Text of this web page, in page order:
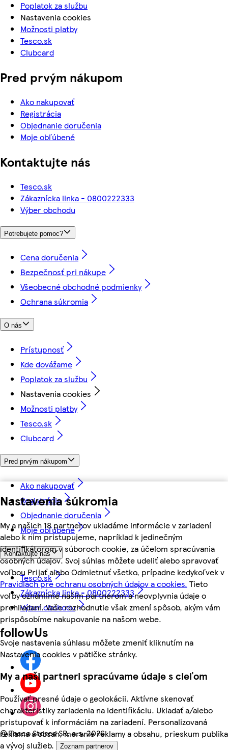
Nastavenia súkromia
My a našich 18 partnerov ukladáme informácie v zariadení
alebo k nim pristupujeme, napríklad k jedinečným
identifikátorom v súboroch cookie, za účelom spracúvania
osobných údajov. Svoj súhlas môžete udeliť alebo spravovať
voľbou Prijať alebo Odmietnuť všetko, prípadne kedykoľvek v
Pravidlách pre ochranu osobných údajov a cookies. Tieto
voľby oznámime našim partnerom a neovplyvnia údaje o
prehliadaní. Vaše rozhodnutie však zmení spôsob, akým vám
prispôsobíme nakupovanie na našom webe.
Svoje nastavenia súhlasu môžete zmeniť kliknutím na
Nastavenia cookies v pätičke stránky.
My a naši partneri spracúvame údaje s cieľom
Používať presné údaje o geolokácii. Aktívne skenovať
charakteristiky zariadenia na identifikáciu. Ukladať a/alebo
pristupovať k informáciám na zariadení. Personalizovaná
reklama a obsah, meranie reklamy a obsahu, prieskum publika
a vývoj služieb.
Zoznam partnerov
Poplatok za službu
Nastavenia cookies
Možnosti platby
Tesco.sk
Clubcard
Pred prvým nákupom
Ako nakupovať
Registrácia
Objednanie doručenia
Moje obľúbené
Kontaktujte nás
Tesco.sk
Zákaznícka linka - 0800222333
Výber obchodu
Potrebujete pomoc?
Cena doručenia
Bezpečnosť pri nákupe
Všeobecné obchodné podmienky
Ochrana súkromia
O nás
Prístupnosť
Kde dovážame
Poplatok za službu
Nastavenia cookies
Možnosti platby
Tesco.sk
Clubcard
Pred prvým nákupom
Ako nakupovať
Registrácia
Objednanie doručenia
Moje obľúbené
Kontaktujte nás
Tesco.sk
Zákaznícka linka - 0800222333
Výber obchodu
followUs
©Tesco Stores SR, a.s. 2026